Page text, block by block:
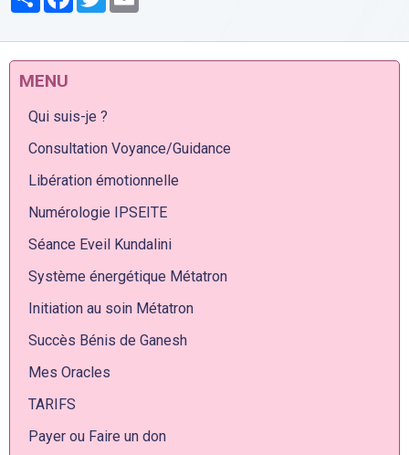
MENU
Qui suis-je ?
Consultation Voyance/Guidance
Libération émotionnelle
Numérologie IPSEITE
Séance Eveil Kundalini
Système énergétique Métatron
Initiation au soin Métatron
Succès Bénis de Ganesh
Mes Oracles
TARIFS
Payer ou Faire un don